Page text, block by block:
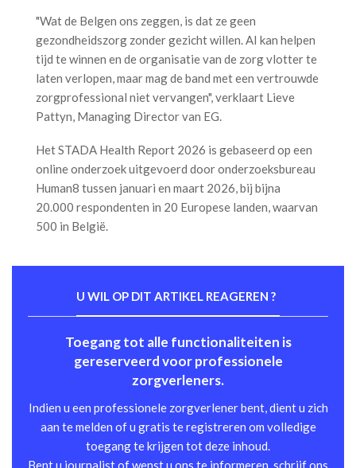
"Wat de Belgen ons zeggen, is dat ze geen
gezondheidszorg zonder gezicht willen. AI kan helpen
tijd te winnen en de organisatie van de zorg vlotter te
laten verlopen, maar mag de band met een vertrouwde
zorgprofessional niet vervangen", verklaart Lieve
Pattyn, Managing Director van EG.
Het STADA Health Report 2026 is gebaseerd op een
online onderzoek uitgevoerd door onderzoeksbureau
Human8 tussen januari en maart 2026, bij bijna
20.000 respondenten in 20 Europese landen, waarvan
500 in België.
U WIL OP DIT ARTIKEL REAGEREN ?
Toegang tot alle functionaliteiten is
gereserveerd voor professionele
zorgverleners.
Indien u een professionele zorgverlener bent, dient u zich
aan te melden of u gratis te registreren om volledige
toegang te krijgen tot deze inhoud.
Bent u journalist of wenst u ons te informeren, schrijf ons